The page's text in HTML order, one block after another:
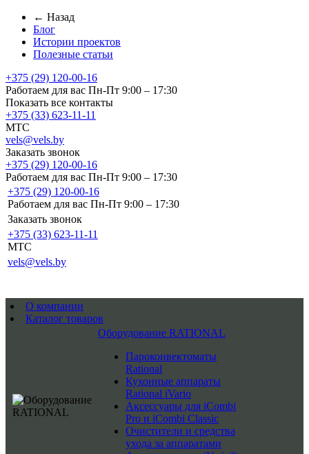
← Назад
Блог
Истории проектов
Полезные статьи
+375 (29) 120-00-16
Работаем для вас Пн-Пт 9:00 – 17:30
Показать все контакты
+375 (33) 623-11-11
MTC
vels@vels.by
Заказать звонок
+375 (29) 120-00-16
Работаем для вас Пн-Пт 9:00 – 17:30
+375 (29) 120-00-16
Работаем для вас Пн-Пт 9:00 – 17:30
Заказать звонок
+375 (33) 623-11-11
MTC
vels@vels.by
О компании
Каталог товаров
Оборудование RATIONAL
Пароконвектоматы
Rational
Кухонные аппараты
Rational iVario
Аксессуары для iCombi
Pro и iCombi Classic
Очистители и средства
ухода за аппаратами